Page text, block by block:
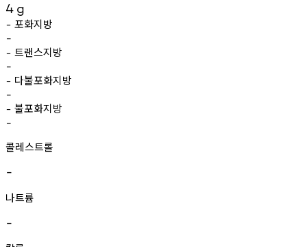
4 g
- 포화지방
-
- 트랜스지방
-
- 다불포화지방
-
- 불포화지방
-
콜레스트롤
-
나트륨
-